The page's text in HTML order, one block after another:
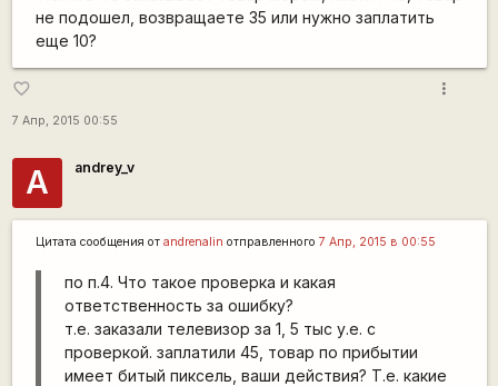
не подошел, возвращаете 35 или нужно заплатить
еще 10?
favorite_border
7 Апр, 2015 00:55
more_vert
A andrey_v
Цитата сообщения от andrenalin отправленного 7 Апр, 2015 в 00:55
по п.4. Что такое проверка и какая
ответственность за ошибку?
т.е. заказали телевизор за 1, 5 тыс у.е. с
проверкой. заплатили 45, товар по прибытии
имеет битый пиксель, ваши действия? Т.е. какие